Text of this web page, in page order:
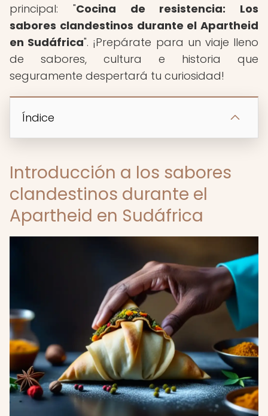
principal: "Cocina de resistencia: Los
sabores clandestinos durante el Apartheid
en Sudáfrica". ¡Prepárate para un viaje lleno
de sabores, cultura e historia que
seguramente despertará tu curiosidad!
Índice
Introducción a los sabores
clandestinos durante el
Apartheid en Sudáfrica